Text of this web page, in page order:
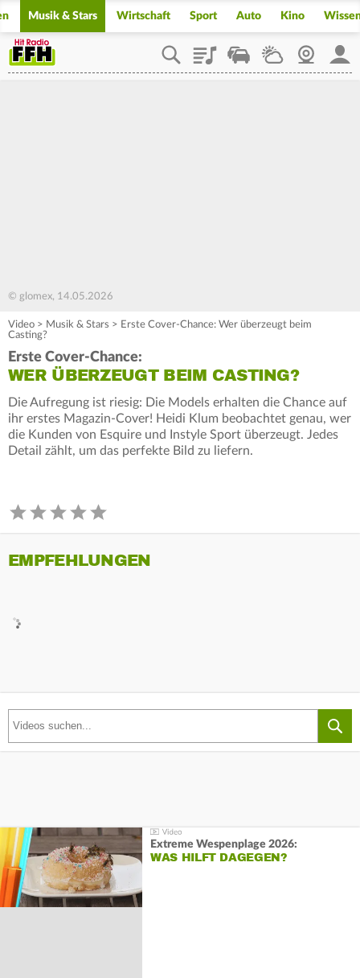
Musik & Stars Wirtschaft Sport Auto Kino
PlaylistStaupilotWetterWebcam
© glomex, 14.05.2026
Video > Musik & Stars > Erste Cover-Chance: Wer überzeugt beim
Casting?
Erste Cover-Chance:
WER ÜBERZEUGT BEIM CASTING?
Die Aufregung ist riesig: Die Models erhalten die Chance auf
ihr erstes Magazin-Cover! Heidi Klum beobachtet genau, wer
die Kunden von Esquire und Instyle Sport überzeugt. Jedes
Detail zählt, um das perfekte Bild zu liefern.
EMPFEHLUNGEN
Extreme Wespenplage 2026:
WAS HILFT DAGEGEN?